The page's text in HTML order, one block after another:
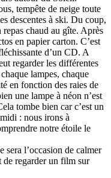
tempête de neige toute
descentes à ski. Du coup,
chaud au gîte. Après
en papier carton. C’est
d’un CD. A
regarder les différentes
lampes, chaque
en fonction des raies de
une lampe à néon n’est
tombe bien car c’est un
: nous irons à
notre étoile le
sera l’occasion de calmer
de regarder un film sur